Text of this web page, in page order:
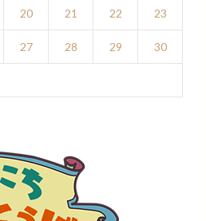
20 21 22 23
27 28 29 30